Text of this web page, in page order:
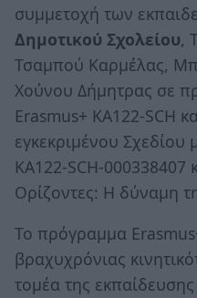
συμμετοχή των
Δημοτικού Σχολείου,
Τσαμπού Καρμέλας,
Χούνου Δήμητρας σε
Erasmus+ KA122-SCH
εγκεκριμένου Σχεδίου
KA122-SCH-000338407
Ορίζοντες: Η δύναμη
Το πρόγραμμα
βραχυχρόνιας
τομέα της